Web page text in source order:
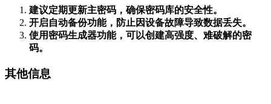
建议定期更新主密码，确保密码库的安全性。
开启自动备份功能，防止因设备故障导致数据丢失。
使用密码生成器功能，可以创建高强度、难破解的密
码。
其他信息